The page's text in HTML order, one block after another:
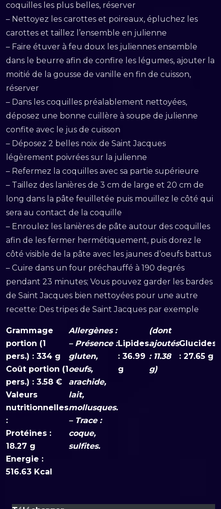
coquilles les plus belles, réserver
– Nettoyez les carottes et poireaux, épluchez les
carottes et taillez l’ensemble en julienne
– Faire étuver à feu doux les juliennes ensemble
dans le beurre afin de confire les légumes, ajouter la
moitié de la gousse de vanille en fin de cuisson,
réserver
– Dans les coquilles préalablement nettoyées,
déposez une bonne cuillère à soupe de julienne
confite avec le jus de cuisson
– Déposez 2 belles noix de Saint Jacques
légèrement poivrées sur la julienne
– Refermez la coquilles avec sa partie supérieure
– Taillez des lanières de 3 cm de large et 20 cm de
long dans la pâte feuilletée puis mouillez le côté qui
sera au contact de la coquille
– Enroulez les lanières de pâte autour des coquilles
afin de les fermer hermétiquement, puis dorez le
côté visible de la pâte avec les jaunes d’oeufs battus
– Cuire dans un four préchauffé à 190 degrés
pendant 23 minutes; Vous pouvez garder les bardes
de Saint Jacques bien nettoyées pour une autre
recette: Des tripes de Saint Jacques par exemple
Grammage
portion (1
pers.) : 334 g
Coût portion (1
pers.) : 3.58 €
Valeurs
nutritionnelles
:
Protéines :
18.27 g
Energie :
516.63 Kcal
Allergènes :
– Présence :
gluten,
oeufs,
arachide,
lait,
mollusques.
– Trace :
coque,
sulfites.
Lipides
: 36.99
g
(dont
ajoutés
: 11.38
g)
Glucides
: 27.65 g